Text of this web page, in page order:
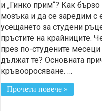
и „Гинко прим“? Как
мозъка и да се заредим с
усещането за студени
пръстите на крайниците.
през по-студените
дължат те? Основната
кръвооросяване. …
Прочети повече »